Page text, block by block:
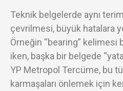
Teknik belgelerde aynı
çevrilmesi, büyük hatalara
Örneğin “bearing” kelimesi
iken, başka bir belgede
YP Metropol Tercüme, bu
karmaşaları önlemek için